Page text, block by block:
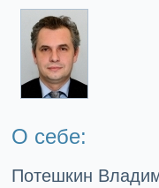
О себе:
Потешкин